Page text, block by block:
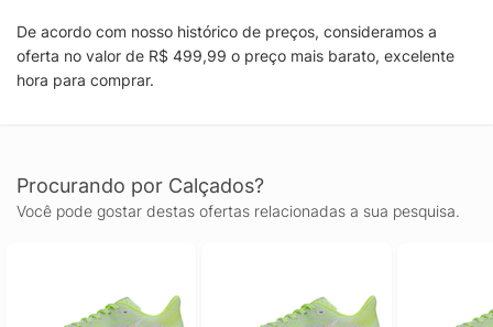
De acordo com nosso histórico de preços, consideramos a
oferta no valor de R$ 499,99 o preço mais barato, excelente
hora para comprar.
Procurando por Calçados?
Você pode gostar destas ofertas relacionadas a sua pesquisa.